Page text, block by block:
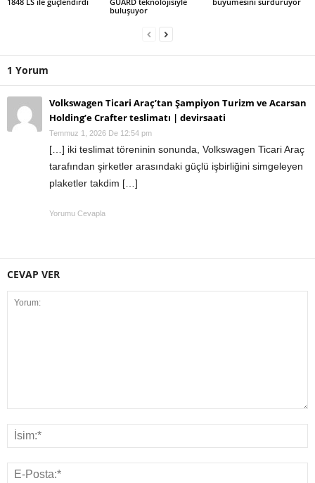
buluşuyor
1 Yorum
Volkswagen Ticari Araç’tan Şampiyon Turizm ve Acarsan
Holding’e Crafter teslimatı | devirsaati
Temmuz 1, 2026 De 12:54 pm
[…] iki teslimat töreninin sonunda, Volkswagen Ticari Araç
tarafından şirketler arasındaki güçlü işbirliğini simgeleyen
plaketler takdim […]
Yorumu Cevapla
CEVAP VER